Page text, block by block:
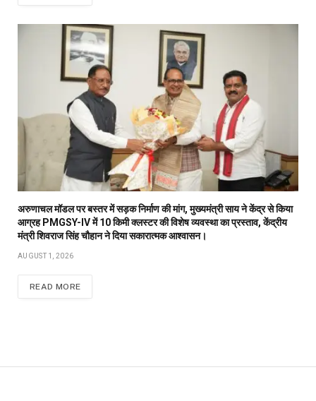
अरुणाचल मॉडल पर बस्तर में सड़क निर्माण की मांग, मुख्यमंत्री साय ने केंद्र से किया
आग्रह PMGSY-IV में 10 किमी क्लस्टर की विशेष व्यवस्था का प्रस्ताव, केंद्रीय
मंत्री शिवराज सिंह चौहान ने दिया सकारात्मक आश्वासन।
AUGUST 1, 2026
READ MORE